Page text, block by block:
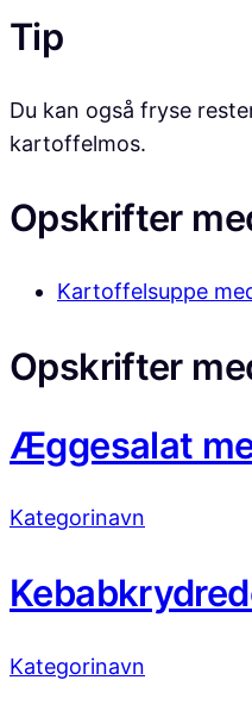
Tip
Du kan også fryse
kartoffelmos.
Opskrifter
Kartoffelsuppe
Opskrifter
Æggesalat
Kategorinavn
Kategorinavn